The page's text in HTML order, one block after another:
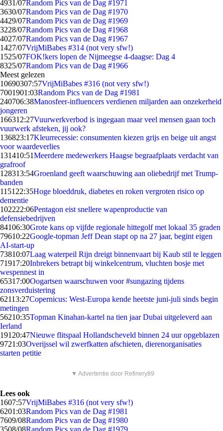
4931/07Random Pics van de Dag #1971
3630/07Random Pics van de Dag #1970
4429/07Random Pics van de Dag #1969
3228/07Random Pics van de Dag #1968
4027/07Random Pics van de Dag #1967
1427/07VrijMiBabes #314 (not very sfw!)
1525/07FOK!kers lopen de Nijmeegse 4-daagse: Dag 4
8325/07Random Pics van de Dag #1966
Meest gelezen
10690307:57VrijMiBabes #316 (not very sfw!)
7001901:03Random Pics van de Dag #1981
240706:38Manosfeer-influencers verdienen miljarden aan onzekerheid
jongeren
166312:27Vuurwerkverbod is ingegaan maar veel mensen gaan toch
vuurwerk afsteken, jij ook?
136823:17Kleurrecessie: consumenten kiezen grijs en beige uit angst
voor waardeverlies
131410:51Meerdere medewerkers Haagse begraafplaats verdacht van
grafroof
128313:54Groenland geeft waarschuwing aan oliebedrijf met Trump-
banden
1151 22:35Hoge bloeddruk, diabetes en roken vergroten risico op
dementie
102222:06Pentagon eist snellere wapenproductie van
defensiebedrijven
84106:30Grote kans op vijfde regionale hittegolf met lokaal 35 graden
79610:22Google-topman Jeff Dean stapt op na 27 jaar, begint eigen
AI-start-up
73810:07Laag waterpeil Rijn dreigt binnenvaart bij Kaub stil te leggen
71917:20Inbrekers betrapt bij winkelcentrum, vluchten bosje met
wespennest in
65317:00Oogartsen waarschuwen voor #sungazing tijdens
zonsverduistering
62113:27Copernicus: West-Europa kende heetste juni-juli sinds begin
metingen
56210:35Topman Kinahan-kartel na tien jaar Dubai uitgeleverd aan
Ierland
191 20:47Nieuwe flitspaal Hollandscheveld binnen 24 uur opgeblazen
9721:03Overijssel wil zwerfkatten afschieten, dierenorganisaties
starten petitie
▼ Advertentie door Refinery89
Lees ook
1607:57VrijMiBabes #316 (not very sfw!)
6201:03Random Pics van de Dag #1981
7609/08Random Pics van de Dag #1980
3508/08Random Pics van de Dag #1979